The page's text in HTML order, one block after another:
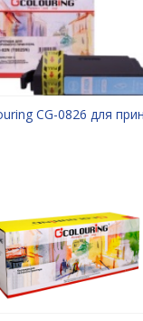
CG-0826 для